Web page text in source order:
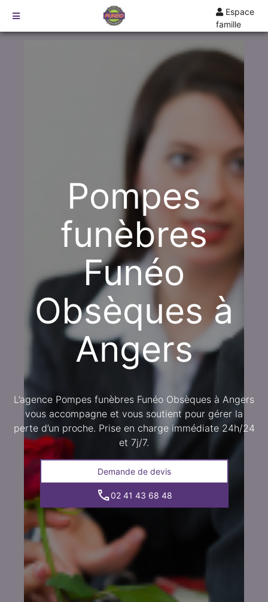
Espace
famille
Pompes
funèbres
Funéo
Obsèques à
Angers
L’agence Pompes funèbres Funéo Obsèques à Angers
vous accompagne et vous soutient pour gérer la
perte d’un proche. Prise en charge immédiate 24h/24
et 7j/7.
Demande de devis
02 41 43 68 48